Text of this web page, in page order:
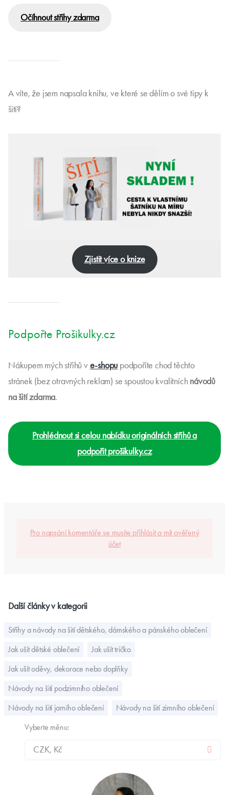
Očíhnout střihy zdarma
A víte, že jsem napsala knihu, ve které se dělím o své tipy k
šití?
Zjistit více o knize
Podpořte Prošikulky.cz
Nákupem mých střihů ve-shopu podpoříte chod těchto
stránek (bez otravných reklam) se spoustou kvalitníchnávodů
na šití zdarma.
Prohlédnout si celou nabídku originálních střihů a
podpořit prošikulky.cz
Pro napsání komentáře se musíte přihlásit a mít ověřený
účet
Další články v kategorii
Střihy a návody na šití dětského, dámského a pánského oblečení
Jak ušít dětské oblečení
Jak ušít tričko
Jak ušít oděvy, dekorace nebo doplňky
Návody na šití podzimního oblečení
Návody na šití jarního oblečení
Návody na šití zimního oblečení
Vyberte měnu: